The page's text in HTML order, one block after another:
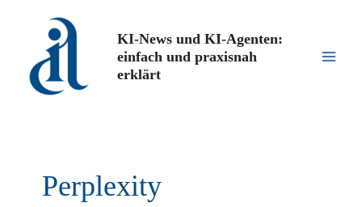
springen
KI-News und KI-Agenten:
einfach und praxisnah
erklärt
Perplexity